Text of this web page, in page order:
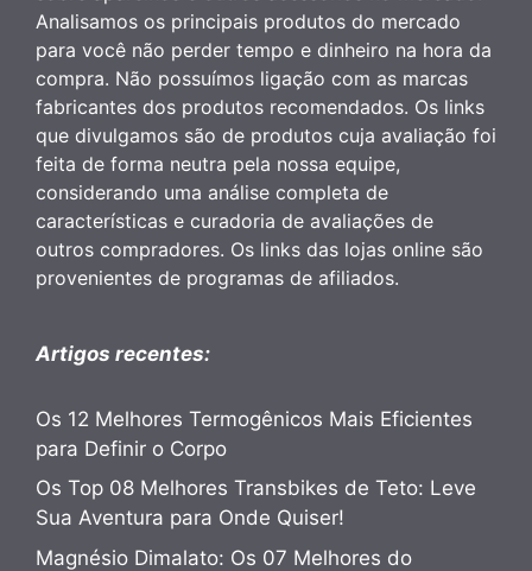
Analisamos os principais produtos do mercado
para você não perder tempo e dinheiro na hora da
compra. Não possuímos ligação com as marcas
fabricantes dos produtos recomendados. Os links
que divulgamos são de produtos cuja avaliação foi
feita de forma neutra pela nossa equipe,
considerando uma análise completa de
características e curadoria de avaliações de
outros compradores. Os links das lojas online são
provenientes de programas de afiliados.
Artigos recentes:
Os 12 Melhores Termogênicos Mais Eficientes
para Definir o Corpo
Os Top 08 Melhores Transbikes de Teto: Leve
Sua Aventura para Onde Quiser!
Magnésio Dimalato: Os 07 Melhores do